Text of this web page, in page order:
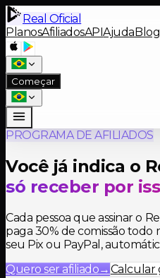
Real Oficial
PlanosAfiliadosAPIAjudaBlog
Começar
PROGRAMA DE AFILIADOS
Você já indica o
só receber por
Cada pessoa que assinar o
paga 30% de comissão todo
seu Pix ou PayPal,
Quero ser afiliado→ Calcular